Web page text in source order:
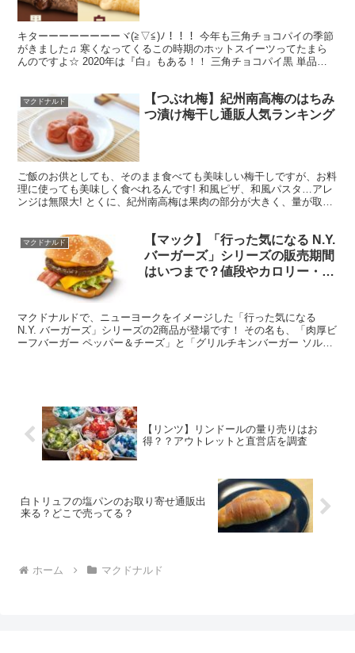
キターーーーーーーーヾ(≧▽≦)ﾉ！！！ 今年も三角チョコパイの季節
がきました♫ 寒くなってくるこの時期のホットスイーツってたまら
んのですよ☆ 2020年は『白』もある！！ 三角チョコパイ黒 単品
マクドナルド
【つぶれ梅】紀州南高梅のはちみ
つ漬け梅干し通販人気ランキング
ご飯のお供としても、そのまま食べても美味しい梅干しですが、お料
理に使っても美味しく食べれるんです! 和風ピザ、和風パスタ…アレ
ンジは無限大! とくに、紀州南高梅は果肉の部分が大きく、量が取り
マクドナルド
【マック】「行った気になる N.Y.
バーガーズ」シリーズの販売期間
はいつまで？値段やカロリー・糖
マクドナルドで、ニューヨークをイメージした「行った気になる
N.Y. バーガーズ」シリーズの2商品が登場です！ その名も、「肉厚ビ
ーフバーガー ペッパー＆チーズ」と「グリルチキンバーガー ソルト
【リンツ】リンドールの量り売りはお
得？？アウトレットと直営店を調査
白トリュフの塩パンのお取り寄せ通販出
来る？どこで売ってる？
ホーム マクドナルド